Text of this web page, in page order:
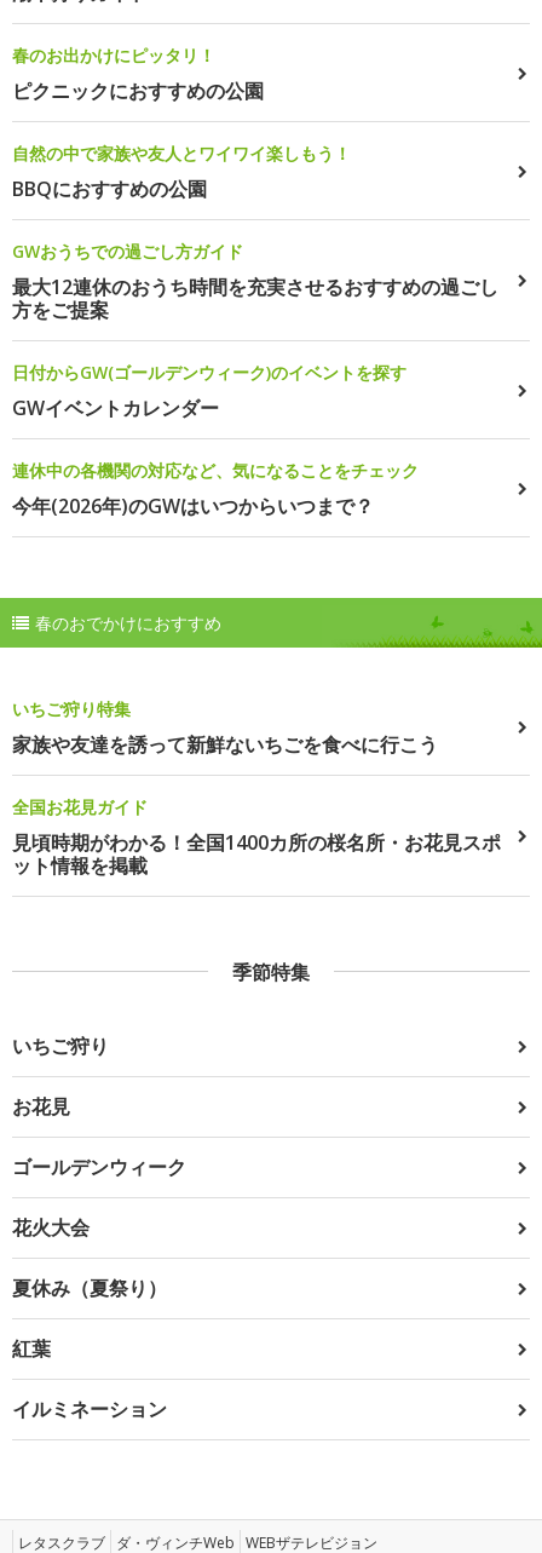
春のお出かけにピッタリ！
ピクニックにおすすめの公園
自然の中で家族や友人とワイワイ楽しもう！
BBQにおすすめの公園
GWおうちでの過ごし方ガイド
最大12連休のおうち時間を充実させるおすすめの過ごし
方をご提案
日付からGW(ゴールデンウィーク)のイベントを探す
GWイベントカレンダー
連休中の各機関の対応など、気になることをチェック
今年(2026年)のGWはいつからいつまで？
春のおでかけにおすすめ
いちご狩り特集
家族や友達を誘って新鮮ないちごを食べに行こう
全国お花見ガイド
見頃時期がわかる！全国1400カ所の桜名所・お花見スポ
ット情報を掲載
季節特集
いちご狩り
お花見
ゴールデンウィーク
花火大会
夏休み（夏祭り）
紅葉
イルミネーション
レタスクラブ ダ・ヴィンチWeb WEBザテレビジョン